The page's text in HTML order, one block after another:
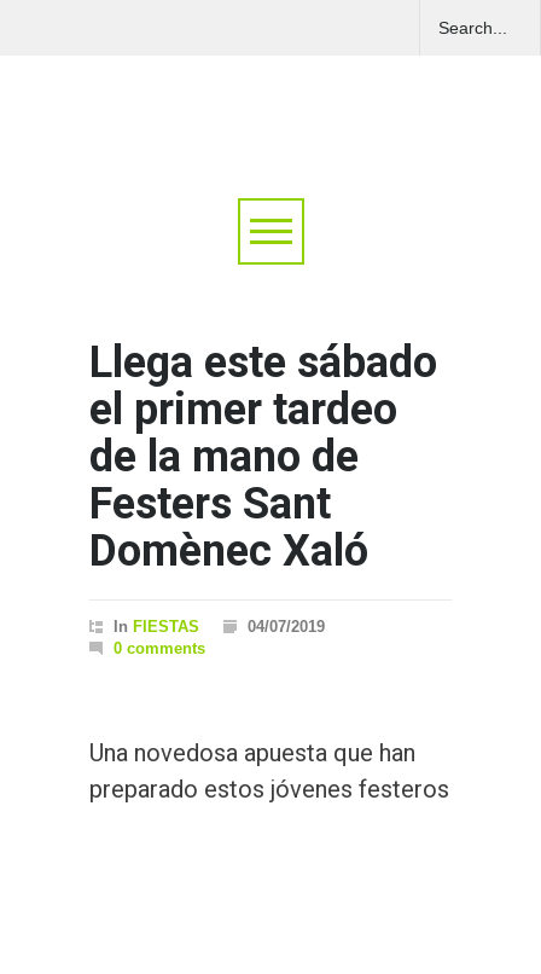
Llega este sábado
el primer tardeo
de la mano de
Festers Sant
Domènec Xaló
In FIESTAS
04/07/2019
0 comments
Una novedosa apuesta que han
preparado estos jóvenes festeros